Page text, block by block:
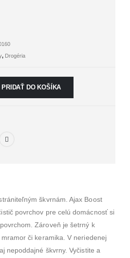
, Drogéria
PRIDAŤ DO KOŠÍKA
škvrnám. Ajax Boost
povrchov pre celú domácnosť si
Zároveň je šetrný k
či keramika. V neriedenej
nepoddajné škvrny. Vyčistite a